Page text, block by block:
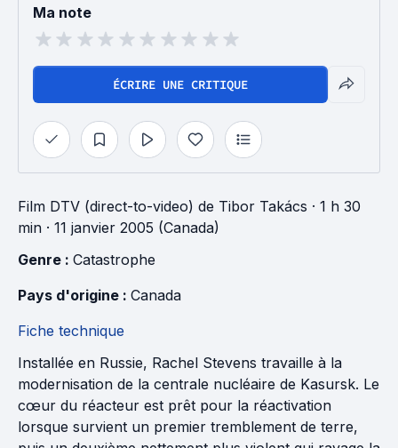
Ma note
ÉCRIRE UNE CRITIQUE
Film DTV (direct-to-video) de Tibor Takács · 1 h 30
min · 11 janvier 2005 (Canada)
Genre : Catastrophe
Pays d'origine : Canada
Fiche technique
Installée en Russie, Rachel Stevens travaille à la
modernisation de la centrale nucléaire de Kasursk. Le
cœur du réacteur est prêt pour la réactivation
lorsque survient un premier tremblement de terre,